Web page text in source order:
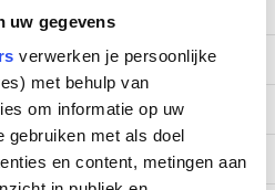
uw gegevens
verwerken je persoonlijke
met behulp van
om informatie op uw
gebruiken met als doel
en content, metingen aan